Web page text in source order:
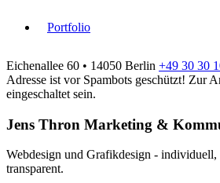
Portfolio
Eichenallee 60 • 14050 Berlin +49 30 30
Adresse ist vor Spambots geschützt! Zur
eingeschaltet sein.
Jens Thron Marketing &
Webdesign und Grafikdesign -
transparent.